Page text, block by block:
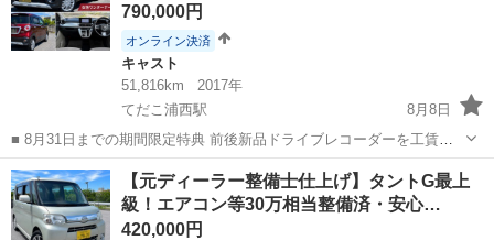
790,000円
オンライン決済
キャスト
51,816km
2017年
てだこ浦西駅
8月8日
■ 8月31日までの期間限定特典 前後新品ドライブレコーダーを工賃込
みで無料取付（3万円相当） 万が一のトラブルの証拠にも、日々の運
転記録にも役立ちます。 現役自動車整備士が責任を持って点検・整備
した、安心の「キャスト ...
沖縄 中頭郡 てだこ浦西駅 キャスト 走行距離
⁠【元ディーラー整備士仕上げ】タントG最上
級！エアコン等30万相当整備済・安心…
420,000円